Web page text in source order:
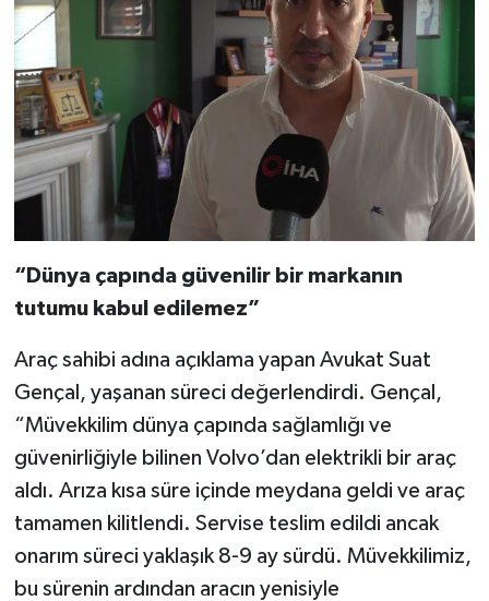
“Dünya çapında güvenilir bir markanın
tutumu kabul edilemez”
Araç sahibi adına açıklama yapan Avukat Suat
Gençal, yaşanan süreci değerlendirdi. Gençal,
“Müvekkilim dünya çapında sağlamlığı ve
güvenirliğiyle bilinen Volvo’dan elektrikli bir araç
aldı. Arıza kısa süre içinde meydana geldi ve araç
tamamen kilitlendi. Servise teslim edildi ancak
onarım süreci yaklaşık 8-9 ay sürdü. Müvekkilimiz,
bu sürenin ardından aracın yenisiyle